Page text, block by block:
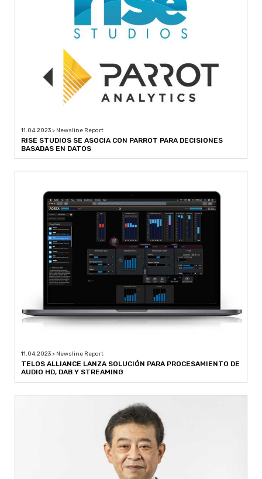
11.04.2023 > Newsline Report
RISE STUDIOS SE ASOCIA CON PARROT PARA DECISIONES
BASADAS EN DATOS
11.04.2023 > Newsline Report
TELOS ALLIANCE LANZA SOLUCIÓN PARA PROCESAMIENTO DE
AUDIO HD, DAB Y STREAMING